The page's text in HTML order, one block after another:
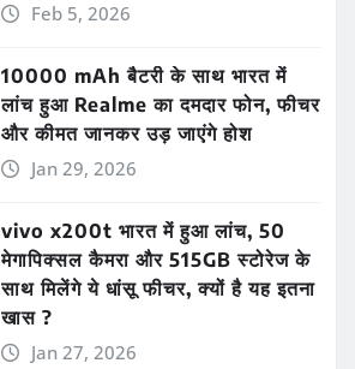
Feb 5, 2026
10000 mAh बैटरी के साथ भारत में
लांच हुआ Realme का दमदार फोन, फीचर
और कीमत जानकर उड़ जाएंगे होश
Jan 29, 2026
vivo x200t भारत में हुआ लांच, 50
मेगापिक्सल कैमरा और 515GB स्टोरेज के
साथ मिलेंगे ये धांसू फीचर, क्यों है यह इतना
खास ?
Jan 27, 2026